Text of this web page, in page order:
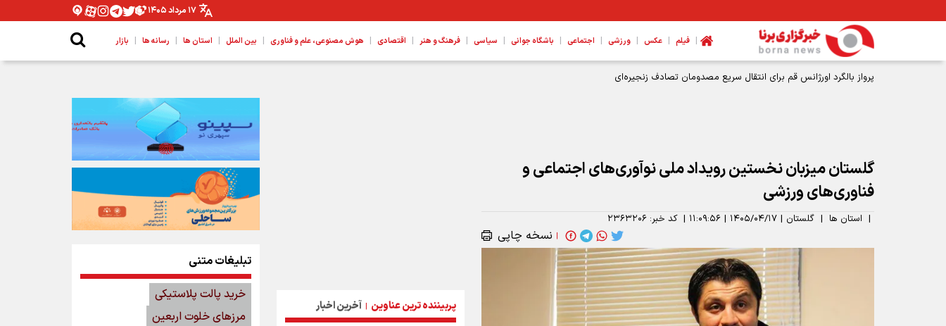
۱۷ مرداد ۱۴۰۵
| فیلم | عکس | ورزشی | اجتماعی | باشگاه جوانی | سیاسی | فرهنگ و هنر | اقتصادی | هوش مصنوعی، علم و فناوری | بین الملل | استان ها | رسانه ها | بازار
پرواز بالگرد اورژانس قم برای انتقال سریع مصدومان تصادف زنجیره‌ای
گلستان میزبان نخستین رویداد ملی نوآوری‌های اجتماعی و
فناوری‌های ورزشی
| استان ها | گلستان | ۱۴۰۵/۰۴/۱۷ | ۱۱:۰۹:۵۶ | کد خبر: ۲۳۶۳۲۰۶
| نسخه چاپی
پربیننده ترین عناوین | آخرین اخبار
تبلیغات متنی
خرید پالت پلاستیکی
مرزهای خلوت اربعین